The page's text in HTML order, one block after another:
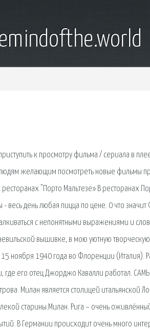
к просмотру фильма / сериала в
желающим посмотреть новые фильмы
"Порто Мальтезе» В ресторанах
весь день любая пицца по цене. 0 что
с непонятными выражениями и
вышивке, в мою уютную
ноября 1940 года во Флоренции (Италия).
его отец Джорджо Кавалли работал.
Милан является столицей итальянской
старины.Милан. Рига – очень
В Германии происходит очень много